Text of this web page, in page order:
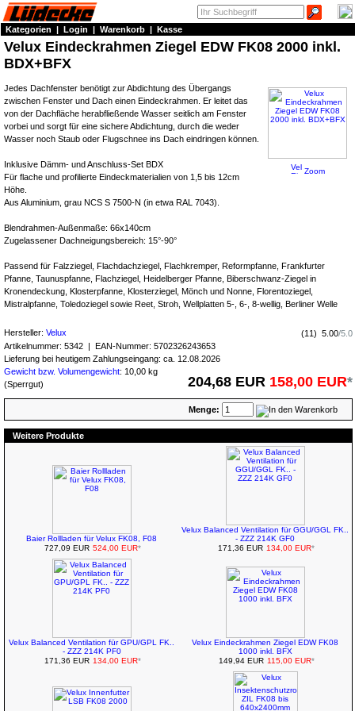
Kategorien | Login | Warenkorb | Kasse
Velux Eindeckrahmen Ziegel EDW FK08 2000 inkl.
BDX+BFX
Zoom
Jedes Dachfenster benötigt zur Abdichtung des Übergangs
zwischen Fenster und Dach einen Eindeckrahmen. Er leitet das
von der Dachfläche herabfließende Wasser seitlich am Fenster
vorbei und sorgt für eine sichere Abdichtung, durch die weder
Wasser noch Staub oder Flugschnee ins Dach eindringen können.
Inklusive Dämm- und Anschluss-Set BDX
Für flache und profilierte Eindeckmaterialien von 1,5 bis 12cm
Höhe.
Aus Aluminium, grau NCS S 7500-N (in etwa RAL 7043).
Blendrahmen-Außenmaße: 66x140cm
Zugelassener Dachneigungsbereich: 15°-90°
Passend für Falzziegel, Flachdachziegel, Flachkremper, Reformpfanne, Frankfurter
Pfanne, Taunuspfanne, Flachziegel, Heidelberger Pfanne, Biberschwanz-Ziegel in
Kronendeckung, Klosterpfanne, Klosterziegel, Mönch und Nonne, Florentoziegel,
Mistralpfanne, Toledoziegel sowie Reet, Stroh, Wellplatten 5-, 6-, 8-wellig, Berliner Welle
Hersteller: Velux (11) 5.00/5.0
Artikelnummer: 5342 | EAN-Nummer: 5702326243653
Lieferung bei heutigem Zahlungseingang: ca. 12.08.2026
Gewicht bzw. Volumengewicht: 10,00 kg
(Sperrgut)
204,68 EUR 158,00 EUR*
Menge:
Weitere Produkte
Baier Rollladen für Velux FK08, F08
727,09 EUR 524,00 EUR*
Velux Balanced Ventilation für GGU/GGL FK..
- ZZZ 214K GF0
171,36 EUR 134,00 EUR*
Velux Balanced Ventilation für GPU/GPL FK..
- ZZZ 214K PF0
171,36 EUR 134,00 EUR*
Velux Eindeckrahmen Ziegel EDW FK08
1000 inkl. BFX
149,94 EUR 115,00 EUR*